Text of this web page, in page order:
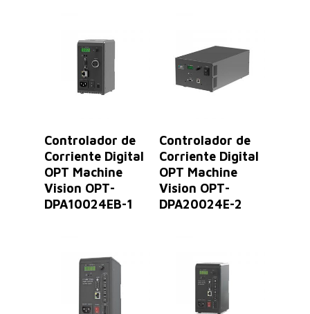
Leer Más
Controlador de
Corriente Digital
OPT Machine
Vision OPT-
DPA10024EB-1
Leer Más
Controlador de
Corriente Digital
OPT Machine
Vision OPT-
DPA20024E-2